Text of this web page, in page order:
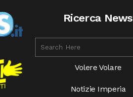
Ricerca News
Volere Volare
Notizie Imperia